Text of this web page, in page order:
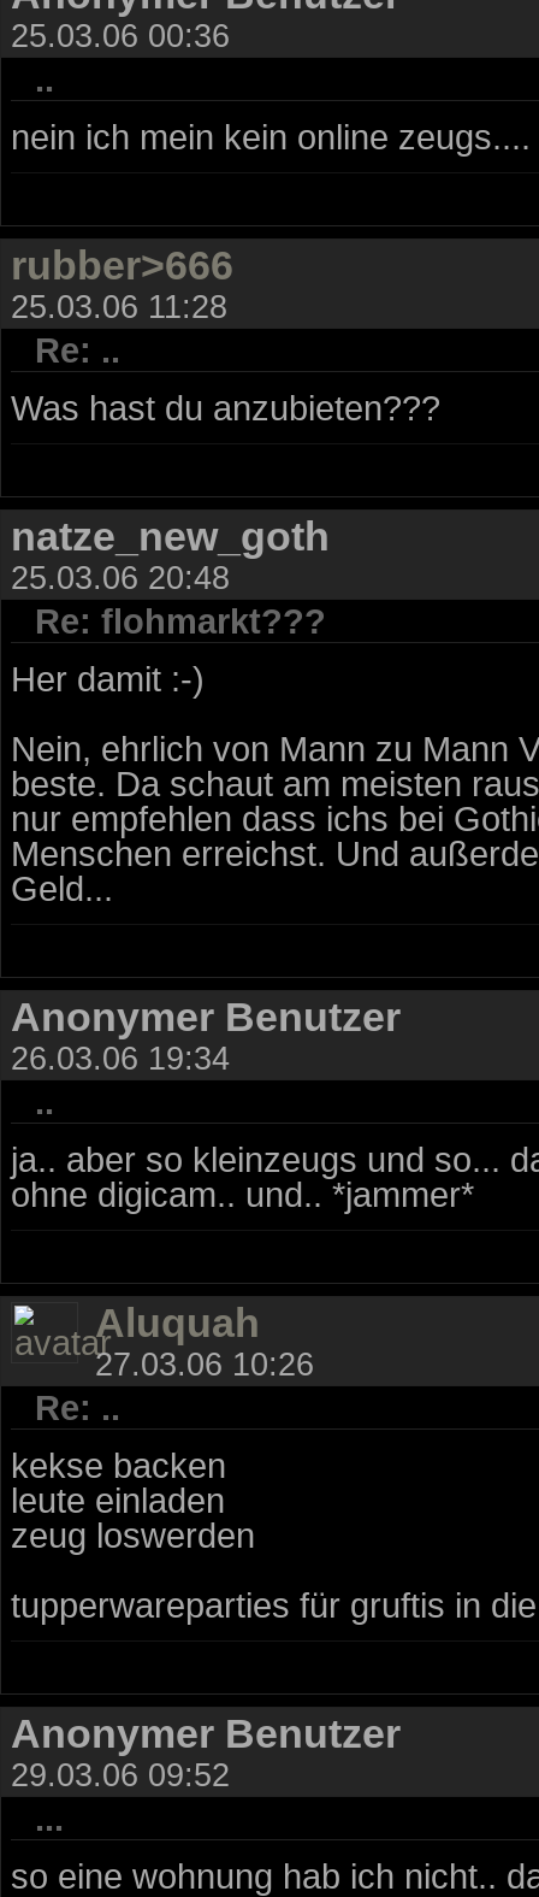
25.03.06 00:36
..
nein ich mein kein online zeugs....
rubber>666
25.03.06 11:28
Re: ..
Was hast du anzubieten???
natze_new_goth
25.03.06 20:48
Re: flohmarkt???
Her damit :-)
Nein, ehrlich von Mann zu Mann
beste. Da schaut am meisten
nur empfehlen dass ichs bei
Menschen erreichst. Und
Geld...
Anonymer Benutzer
26.03.06 19:34
..
ja.. aber so kleinzeugs und so...
ohne digicam.. und.. *jammer*
Aluquah
27.03.06 10:26
Re: ..
kekse backen
leute einladen
zeug loswerden
tupperwareparties für gruftis in
Anonymer Benutzer
29.03.06 09:52
...
so eine wohnung hab ich nicht..